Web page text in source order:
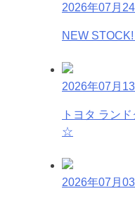
2026年07月24
NEW
2026年07月13
トヨタ ラン
☆
2026年07月03